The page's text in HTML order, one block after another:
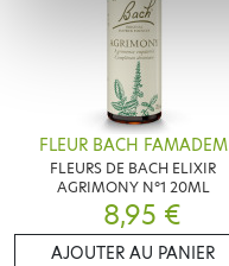
FLEUR BACH FAMADEM
FLEURS DE BACH ELIXIR
AGRIMONY N°1 20ML
8,95 €
AJOUTER AU PANIER